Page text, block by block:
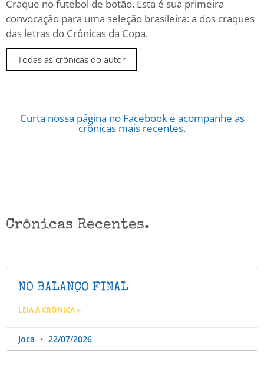
Craque no futebol de botão. Esta é sua primeira
convocação para uma seleção brasileira: a dos craques
das letras do Crônicas da Copa.
Todas as crônicas do autor
Curta nossa página no Facebook e acompanhe as
crônicas mais recentes.
Crônicas Recentes.
NO BALANÇO FINAL
LEIA A CRÔNICA »
Joca 22/07/2026